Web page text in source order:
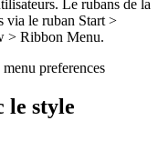
Le rubans de la
via le ruban Start >
> Ribbon Menu.
le style